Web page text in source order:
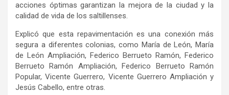
acciones óptimas garantizan la mejora de la ciudad y la
calidad de vida de los saltillenses.
Explicó que esta repavimentación es una conexión más
segura a diferentes colonias, como María de León, María
de León Ampliación, Federico Berrueto Ramón, Federico
Berrueto Ramón Ampliación, Federico Berrueto Ramón
Popular, Vicente Guerrero, Vicente Guerrero Ampliación y
Jesús Cabello, entre otras.